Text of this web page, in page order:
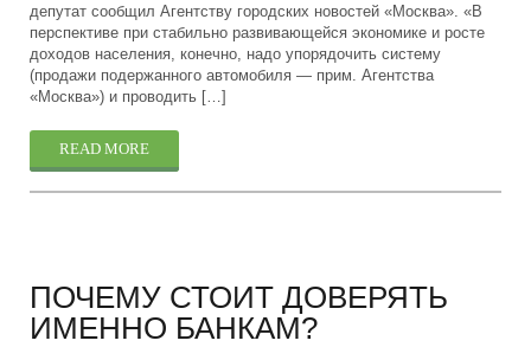
депутат сообщил Агентству городских новостей «Москва». «В
перспективе при стабильно развивающейся экономике и росте
доходов населения, конечно, надо упорядочить систему
(продажи подержанного автомобиля — прим. Агентства
«Москва») и проводить […]
READ MORE
ПОЧЕМУ СТОИТ ДОВЕРЯТЬ
ИМЕННО БАНКАМ?